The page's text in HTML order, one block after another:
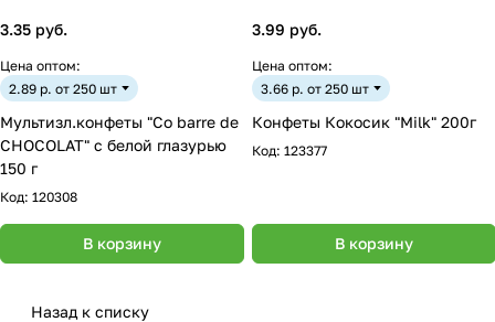
3.35 руб.
Цена оптом:
2.89 р. от 250 шт
Мультизл.конфеты "Co barre de
CHOCOLAT" с белой глазурью
150 г
Код: 120308
В корзину
3.99 руб.
Цена оптом:
3.66 р. от 250 шт
Конфеты Кокосик "Milk" 200г
Код: 123377
В корзину
Назад к списку